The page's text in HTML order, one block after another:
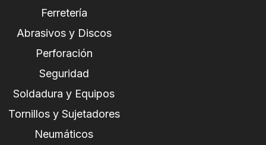
Ferretería
Abrasivos y Discos
Perforación
Seguridad
Soldadura y Equipos
Tornillos y Sujetadores
Neumáticos